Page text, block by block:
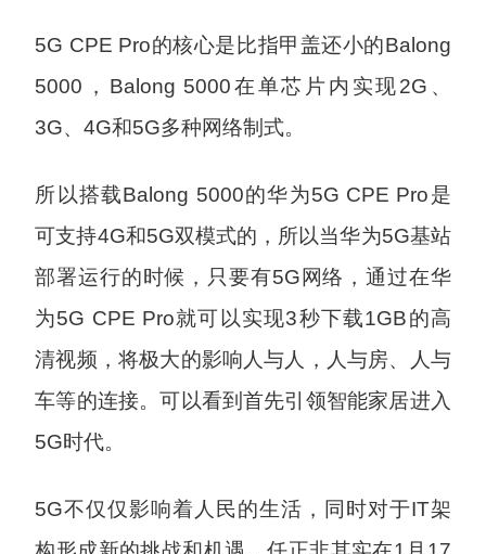
5G CPE Pro的核心是比指甲盖还小的Balong
5000，Balong 5000在单芯片内实现2G、
3G、4G和5G多种网络制式。
所以搭载Balong 5000的华为5G CPE Pro是
可支持4G和5G双模式的，所以当华为5G基站
部署运行的时候，只要有5G网络，通过在华
为5G CPE Pro就可以实现3秒下载1GB的高
清视频，将极大的影响人与人，人与房、人与
车等的连接。可以看到首先引领智能家居进入
5G时代。
5G不仅仅影响着人民的生活，同时对于IT架